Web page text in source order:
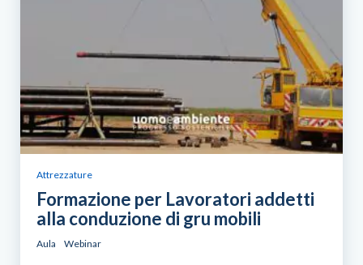
Attrezzature
Formazione per Lavoratori addetti
alla conduzione di gru mobili
Aula Webinar